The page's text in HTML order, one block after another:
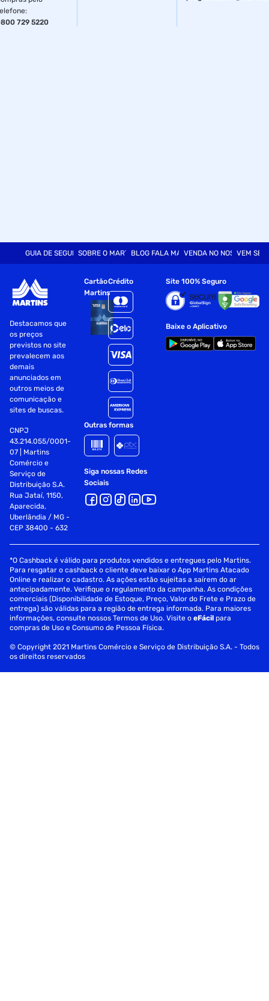
:
729 5220
GUIA DE SEGURANÇASOBRE O MARTINSBLOG FALA MARTVENDA NO NOSSO SITE
VEM SER
Destacamos que
os preços
previstos no site
prevalecem aos
demais
anunciados em
outros meios de
comunicação e
sites de buscas.
CNPJ
43.214.055/0001-
07 | Martins
Comércio e
Serviço de
Distribuição S.A.
Rua Jataí, 1150,
Aparecida,
Uberlândia / MG -
CEP 38400 - 632
Cartão
Martins
Crédito
Outras formas
Siga nossas Redes
Sociais
Site 100% Seguro
Baixe o Aplicativo
*O Cashback é válido para produtos vendidos e entregues pelo Martins.
Para resgatar o cashback o cliente deve baixar o App Martins Atacado
Online e realizar o cadastro. As ações estão sujeitas a saírem do ar
antecipadamente. Verifique o regulamento da campanha. As condições
comerciais (Disponibilidade de Estoque, Preço, Valor do Frete e Prazo de
entrega) são válidas para a região de entrega informada. Para maiores
informações, consulte nossos Termos de Uso. Visite oeFácil para
compras de Uso e Consumo de Pessoa Física.
© Copyright 2021 Martins Comércio e Serviço de Distribuição S.A. - Todos
os direitos reservados